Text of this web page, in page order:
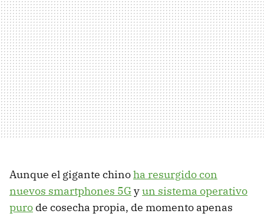
Aunque el gigante chinoha resurgido con
nuevos smartphones 5Gyun sistema operativo
puro de cosecha propia, de momento apenas